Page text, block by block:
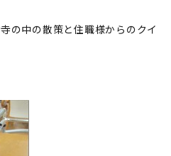
の中の散策と住職様からのクイ